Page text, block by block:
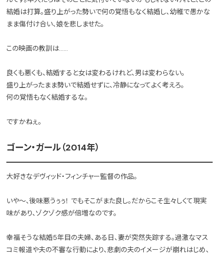
結婚は打算。盛り上がった勢いで何の覚悟もなく結婚し、幼稚で愚かな
まま傷付け合い、娘を悲しませた。
この映画の教訓は……
良くも悪くも、結婚すると女は変わるけれど、男は変わらない。
盛り上がったまま勢いで結婚せずに、冷静になってよく考えろ。
何の覚悟もなく結婚するな。
ですかねぇ。
ゴーン・ガール（2014年）
大好きなデヴィッド・フィンチャー監督の作品。
いや～、後味悪うぅぅ！ でもそこがまた良し。だからこそ生々しくて現実
味があり、ゾクゾク感が倍増なのです。
幸福そうな結婚5年目の夫婦、ある日、妻が突然失踪する。過激なマス
コミ報道や夫の不審な行動により、悲劇の夫のイメージが崩れはじめ、